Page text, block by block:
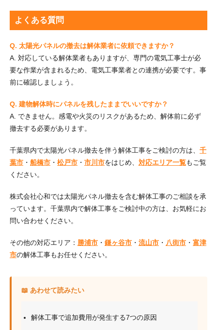
よくある質問
Q. 太陽光パネルの撤去は解体業者に依頼できますか？
A. 対応している解体業者もありますが、専門の電気工事士が必
要な作業が含まれるため、電気工事業者との連携が必要です。事
前に確認しましょう。
Q. 建物解体時にパネルを残したままでいいですか？
A. できません。感電や火災のリスクがあるため、解体前に必ず
撤去する必要があります。
千葉県内で太陽光パネル撤去を伴う解体工事をご検討の方は、 千
葉市 ・ 船橋市 ・ 松戸市 ・ 市川市をはじめ、 対応エリア一覧もご覧
ください。
株式会社心和では太陽光パネル撤去を含む解体工事のご相談を承
っています。千葉県内で解体工事をご検討中の方は、お気軽にお
問い合わせください。
その他の対応エリア： 勝浦市 ・ 鎌ヶ谷市 ・ 流山市 ・ 八街市 ・ 富津
市の解体工事もお任せください。
📖 あわせて読みたい
解体工事で追加費用が発生する7つの原因